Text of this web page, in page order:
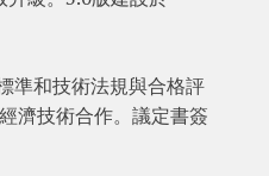
準和技術法規與合格評
濟技術合作。議定書簽